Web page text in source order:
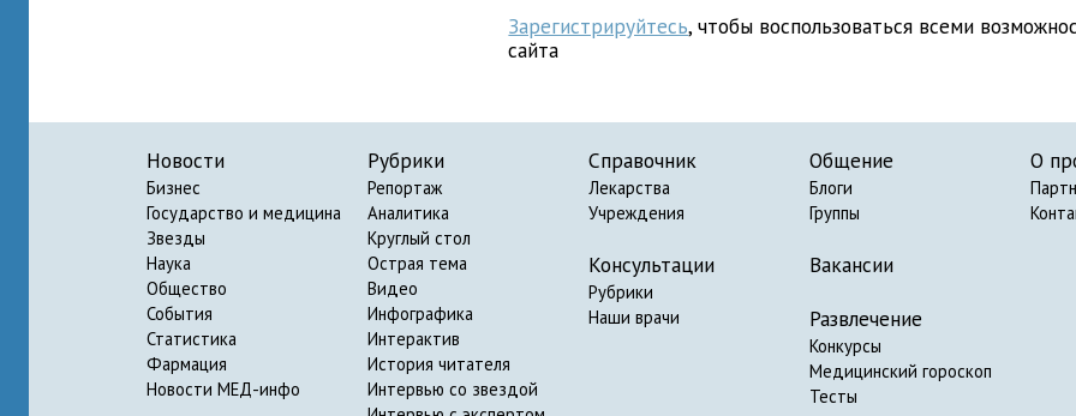
Зарегистрируйтесь, чтобы воспользоваться всеми
сайта
Новости
Бизнес
Государство и медицина
Звезды
Наука
Общество
События
Статистика
Фармация
Новости МЕД-инфо
Рубрики
Репортаж
Аналитика
Круглый стол
Острая тема
Видео
Инфографика
Интерактив
История читателя
Интервью со звездой
Справочник
Лекарства
Учреждения
Консультации
Рубрики
Наши врачи
Общение
Блоги
Группы
Вакансии
Развлечение
Конкурсы
Медицинский гороскоп
Тесты
О